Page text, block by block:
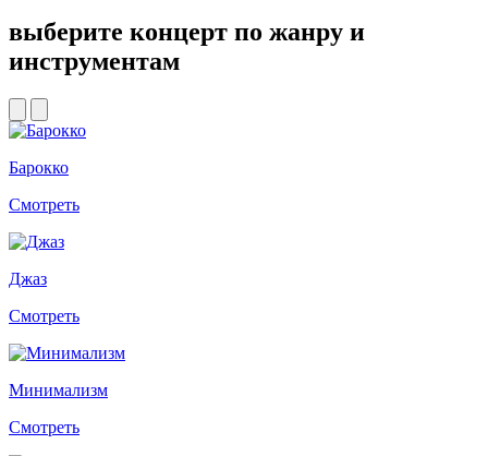
выберите концерт по жанру и
инструментам
Барокко
Смотреть
Джаз
Смотреть
Минимализм
Смотреть